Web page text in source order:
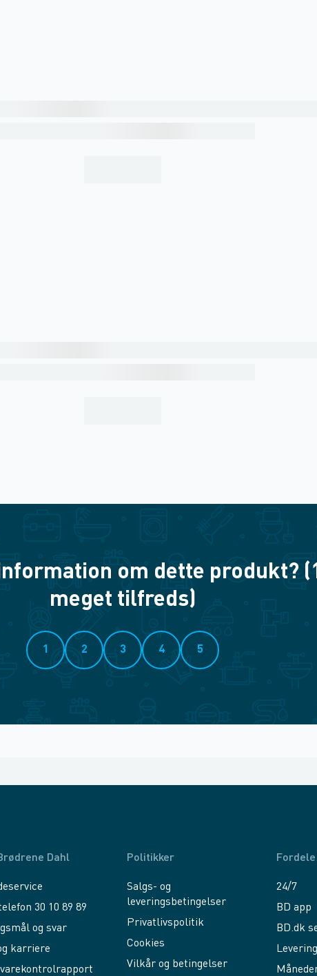
om dette produkt?
meget tilfreds)
1 2 3 4 5
Dahl
30 10 89 89
og svar
karriere
Politikker
Salgs- og
leveringsbetingelser
Privatlivspolitik
Cookies
Vilkår og betingelser
Fordele
24/7
BD app
BD.dk
Levering